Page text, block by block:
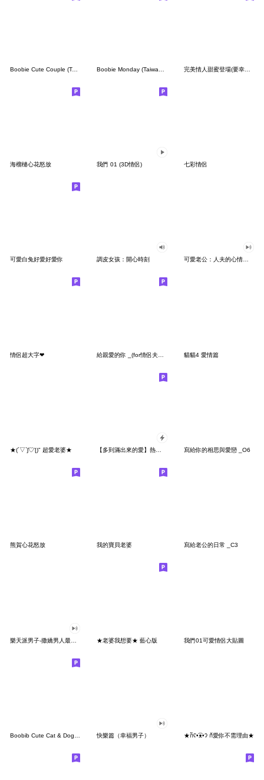
Boobie Cute Couple (Taiwan Version) 完美情人甜蜜登場(要幸福一輩子喔)
海榴槤心花怒放 我們 01 (3D情侶) 七彩情侶
可愛白兔好愛好愛你 調皮女孩：開心時刻 可愛老公：人夫的心情大聲說
情侶超大字❤ 貓貓4 愛情篇
★(´▽`ʃ♡ƪ)" 超愛老婆★ 寫給你的相思與愛戀 _O6
熊賀心花怒放 我的寶貝老婆 寫給老公的日常 _C3
★老婆我想要★ 藍心版 我們01可愛情侶大貼圖
快樂篇（幸福男子） ★ก็ʕ•͡ᴥ•ʔ ก้愛你不需理由★